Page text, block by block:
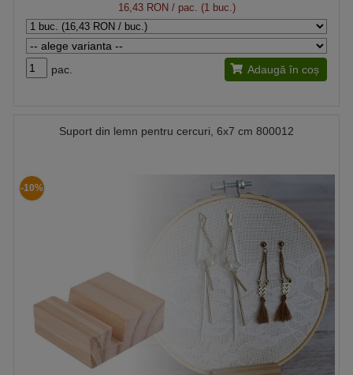
16,43 RON/ pac. (1 buc.)
pac. Adaugă în coș
Suport din lemn pentru cercuri, 6x7 cm 800012
-10%